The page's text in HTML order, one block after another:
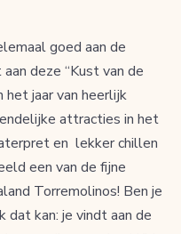
goed aan de
deze “Kust van de
het jaar van heerlijk
attracties in het
en lekker chillen
een van de fijne
Torremolinos! Ben je
dat kan: je vindt aan de